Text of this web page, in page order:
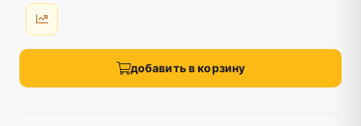
добавить в корзину